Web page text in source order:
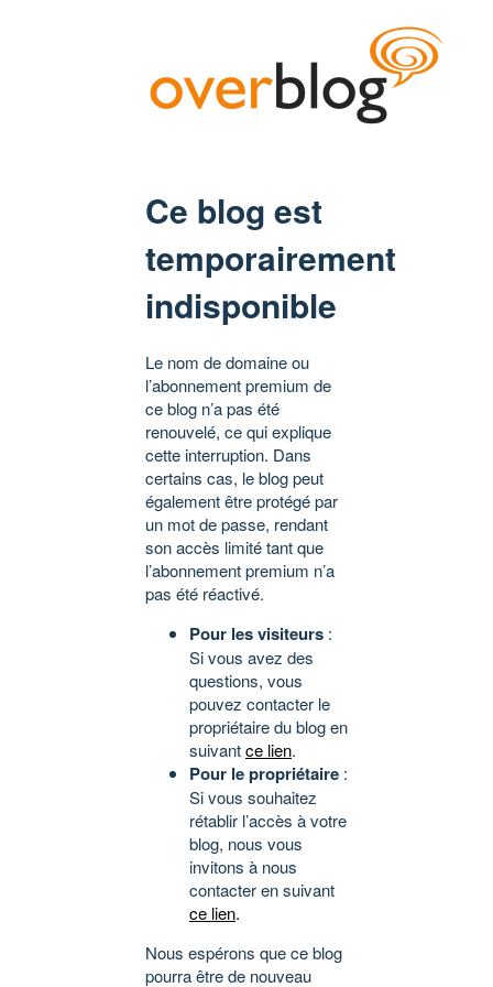
Ce blog est
temporairement
indisponible
Le nom de domaine ou
l’abonnement premium de
ce blog n’a pas été
renouvelé, ce qui explique
cette interruption. Dans
certains cas, le blog peut
également être protégé par
un mot de passe, rendant
son accès limité tant que
l’abonnement premium n’a
pas été réactivé.
Pour les visiteurs :
Si vous avez des
questions, vous
pouvez contacter le
propriétaire du blog en
suivantce lien.
Pour le propriétaire :
Si vous souhaitez
rétablir l’accès à votre
blog, nous vous
invitons à nous
contacter en suivant
ce lien.
Nous espérons que ce blog
pourra être de nouveau